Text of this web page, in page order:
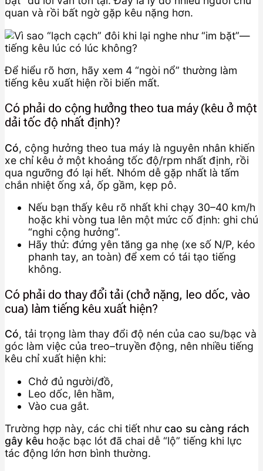
quan và rồi bất ngờ gặp kêu nặng hơn.
Để hiểu rõ hơn, hãy xem 4 “ngòi nổ” thường làm
tiếng kêu xuất hiện rồi biến mất.
Có phải do cộng hưởng theo tua máy (kêu ở một
dải tốc độ nhất định)?
Có, cộng hưởng theo tua máy là nguyên nhân khiến
xe chỉ kêu ở một khoảng tốc độ/rpm nhất định, rồi
qua ngưỡng đó lại hết. Nhóm dễ gặp nhất là tấm
chắn nhiệt ống xả, ốp gầm, kẹp pô.
Nếu bạn thấy kêu rõ nhất khi chạy 30–40 km/h
hoặc khi vòng tua lên một mức cố định: ghi chú
“nghi cộng hưởng”.
Hãy thử: đứng yên tăng ga nhẹ (xe số N/P, kéo
phanh tay, an toàn) để xem có tái tạo tiếng
không.
Có phải do thay đổi tải (chở nặng, leo dốc, vào
cua) làm tiếng kêu xuất hiện?
Có, tải trọng làm thay đổi độ nén của cao su/bạc và
góc làm việc của treo–truyền động, nên nhiều tiếng
kêu chỉ xuất hiện khi:
Chở đủ người/đồ,
Leo dốc, lên hầm,
Vào cua gắt.
Trường hợp này, các chi tiết nhưcao su càng rách
gây kêu hoặc bạc lót đã chai dễ “lộ” tiếng khi lực
tác động lớn hơn bình thường.